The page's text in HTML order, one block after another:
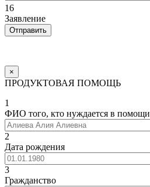
16
Заявление
×
ПРОДУКТОВАЯ ПОМОЩЬ
1
ФИО того, кто нуждается в помощи
2
Дата рождения
3
Гражданство